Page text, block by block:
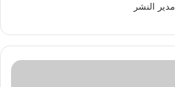
مدير النشر